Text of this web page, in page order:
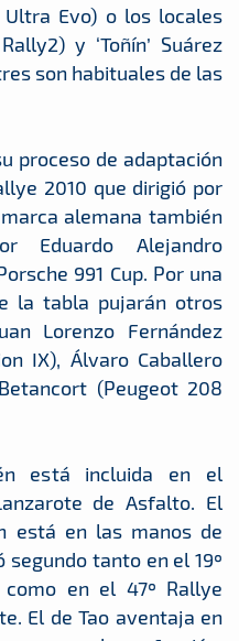
Ultra Evo) o los locales
y ‘Toñín’ Suárez
son habituales de las
proceso de adaptación
2010 que dirigió por
alemana también
Eduardo Alejandro
991 Cup. Por una
la tabla pujarán otros
Lorenzo Fernández
IX), Álvaro Caballero
(Peugeot 208
está incluida en el
de Asfalto. El
está en las manos de
segundo tanto en el 19º
como en el 47º Rallye
El de Tao aventaja en